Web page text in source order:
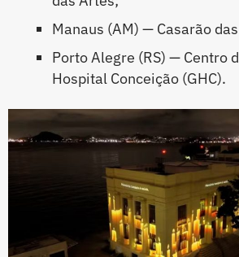
Manaus (AM) — Casarão
Porto Alegre (RS) — Centro
Hospital Conceição (GHC).